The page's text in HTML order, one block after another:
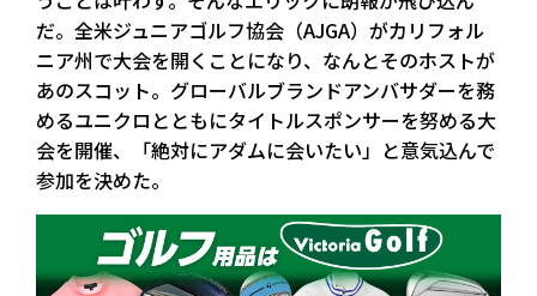
だ。全米ジュニアゴルフ協会（AJGA）がカリフォル
ニア州で大会を開くことになり、なんとそのホストが
あのスコット。グローバルブランドアンバサダーを務
めるユニクロとともにタイトルスポンサーを努める大
会を開催、「絶対にアダムに会いたい」と意気込んで
参加を決めた。